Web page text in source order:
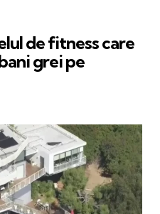
de fitness care
grei pe